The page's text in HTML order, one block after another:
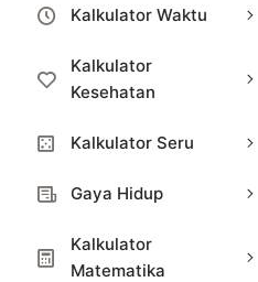
Kalkulator Waktu
Kalkulator
Kesehatan
Kalkulator Seru
Gaya Hidup
Kalkulator
Matematika